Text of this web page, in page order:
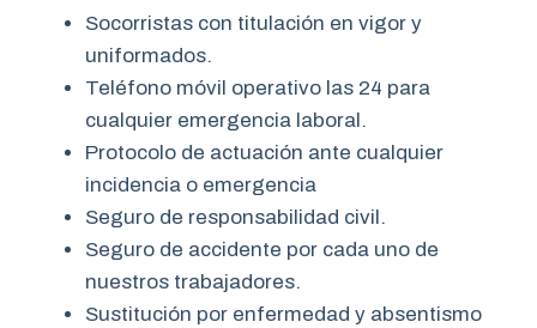
Socorristas con titulación en vigor y
uniformados.
Teléfono móvil operativo las 24 para
cualquier emergencia laboral.
Protocolo de actuación ante cualquier
incidencia o emergencia
Seguro de responsabilidad civil.
Seguro de accidente por cada uno de
nuestros trabajadores.
Sustitución por enfermedad y absentismo